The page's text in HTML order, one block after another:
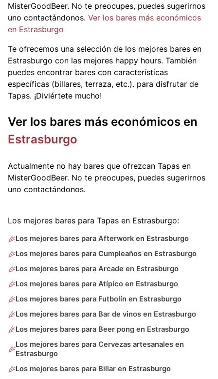
MisterGoodBeer. No te preocupes, puedes sugerirnos
uno contactándonos. Ver los bares más económicos
en Estrasburgo
Te ofrecemos una selección de los mejores bares en
Estrasburgo con las mejores happy hours. También
puedes encontrar bares con características
específicas (billares, terraza, etc.). para disfrutar de
Tapas. ¡Diviértete mucho!
Ver los bares más económicos en
Estrasburgo
Actualmente no hay bares que ofrezcan Tapas en
MisterGoodBeer. No te preocupes, puedes sugerirnos
uno contactándonos.
Los mejores bares para Tapas en Estrasburgo:
Los mejores bares para Afterwork en Estrasburgo
Los mejores bares para Cumpleaños en Estrasburgo
Los mejores bares para Arcade en Estrasburgo
Los mejores bares para Atípico en Estrasburgo
Los mejores bares para Futbolín en Estrasburgo
Los mejores bares para Bar de vinos en Estrasburgo
Los mejores bares para Beer pong en Estrasburgo
Los mejores bares para Cervezas artesanales en
Estrasburgo
Los mejores bares para Billar en Estrasburgo